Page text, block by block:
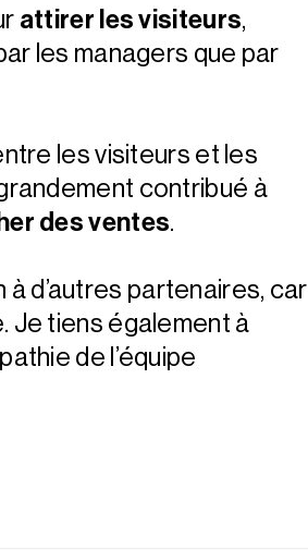
attirer les visiteurs,
les managers que par
les visiteurs et les
contribué à
des ventes.
d’autres partenaires, car
Je tiens également à
de l’équipe